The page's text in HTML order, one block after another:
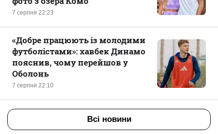
7 серпня 22:23
7 серпня 22:10
«Добре працюють із молодими
футболістами»: хавбек Динамо
пояснив, чому перейшов у
Оболонь
Всі новини